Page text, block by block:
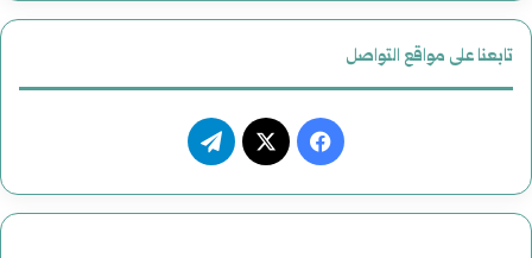
تابعنا على مواقع التواصل
فيسبوك
‫X تيلقرام